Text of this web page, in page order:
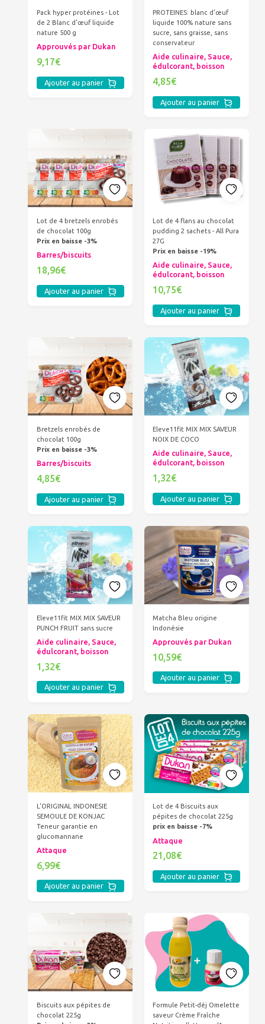
Pack hyper protéines - Lot
de 2 Blanc d'œuf liquide
nature 500 g
Approuvés par Dukan
9,17€
Ajouter au panier
PROTEINES: blanc d'œuf
liquide 100% nature sans
sucre, sans graisse, sans
conservateur
Aide culinaire, Sauce,
édulcorant, boisson
4,85€
Ajouter au panier
Lot de 4 bretzels enrobés
de chocolat 100g
Prix en baisse -3%
Barres/biscuits
18,96€
Ajouter au panier
Lot de 4 flans au chocolat
pudding 2 sachets - All Pura
27G
Prix en baisse -19%
Aide culinaire, Sauce,
édulcorant, boisson
10,75€
Ajouter au panier
Bretzels enrobés de
chocolat 100g
Prix en baisse -3%
Barres/biscuits
4,85€
Ajouter au panier
Eleve11fit MIX MIX SAVEUR
NOIX DE COCO
Aide culinaire, Sauce,
édulcorant, boisson
1,32€
Ajouter au panier
Eleve11fit MIX MIX SAVEUR
PUNCH FRUIT sans sucre
Aide culinaire, Sauce,
édulcorant, boisson
1,32€
Ajouter au panier
Matcha Bleu origine
Indonésie
Approuvés par Dukan
10,59€
Ajouter au panier
L'ORIGINAL INDONESIE
SEMOULE DE KONJAC
Teneur garantie en
glucomannane
Attaque
6,99€
Ajouter au panier
Lot de 4 Biscuits aux
pépites de chocolat 225g
prix en baisse -7%
Attaque
21,08€
Ajouter au panier
Biscuits aux pépites de
chocolat 225g
Formule Petit-déj Omelette
saveur Crème Fraîche